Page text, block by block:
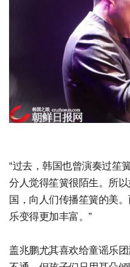
“过去，韩国也曾演奏过笙
分人觉得笙簧很陌生。所
国，向人们传播笙簧的美
乐变得更加丰富。”
盖兆鹏尤其喜欢给童谣乐